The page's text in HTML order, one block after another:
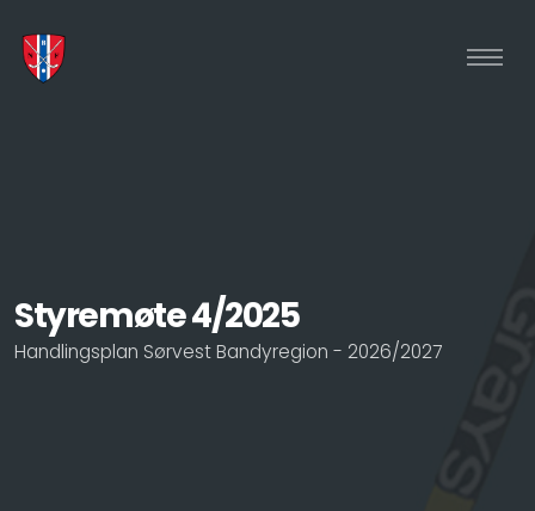
Styremøte 4/2025
Handlingsplan Sørvest Bandyregion - 2026/2027